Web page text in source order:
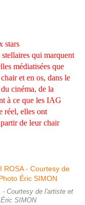
stars
qui marquent
médiatisées que
et en os, dans le
cinéma, de la
à ce que les IAG
réel, elles ont
de leur chair
- Courtesy de l'artiste et
SIMON